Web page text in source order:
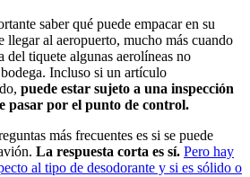
saber qué puede empacar en su
llegar al aeropuerto, mucho más cuando
del tiquete algunas aerolíneas no
Incluso si un artículo
puede estar sujeto a una inspección
pasar por el punto de control.
más frecuentes es si se puede
La respuesta corta es sí. Pero hay
al tipo de desodorante y si es sólido o